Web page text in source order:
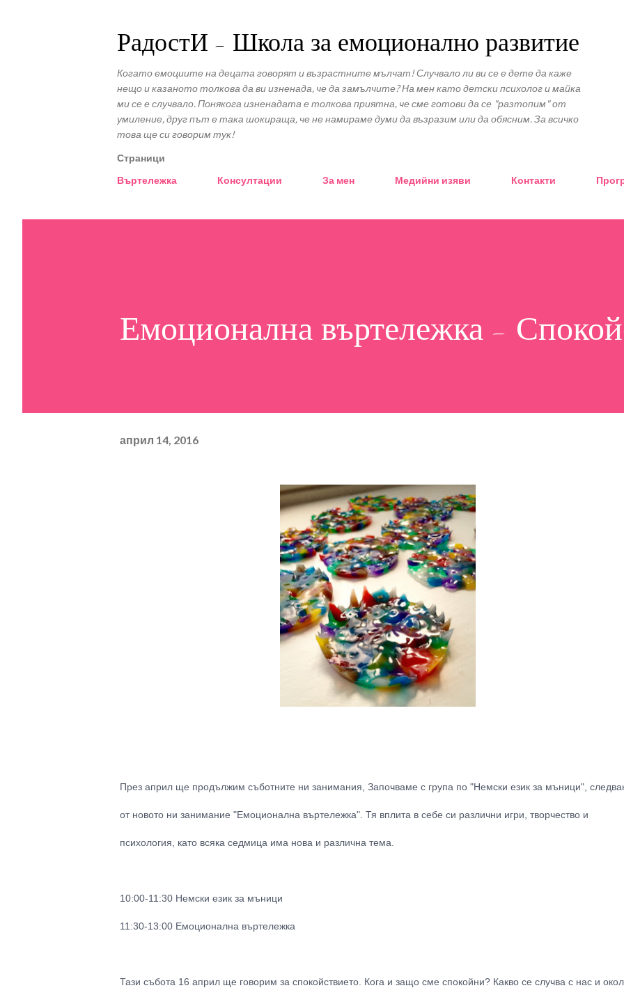
РадостИ - Школа за емоционално развитие
Когато емоциите на децата говорят и възрастните мълчат! Случвало ли ви се е дете да каже
нещо и казаното толкова да ви изненада, че да замълчите? На мен като детски психолог и майка
ми се е случвало. Понякога изненадата е толкова приятна, че сме готови да се "разтопим" от
умиление, друг път е така шокираща, че не намираме думи да възразим или да обясним. За всичко
това ще си говорим тук!
Страници
Въртележка
Консултации За мен Медийни изяви Контакти
Емоционална въртележка -
април 14, 2016
През април ще продължим съботните ни занимания, Започваме с група по "Немски език за мъници",
от новото ни занимание "Емоционална въртележка". Тя вплита в себе си различни игри, творчество и
психология, като всяка седмица има нова и различна тема.
10:00-11:30 Немски език за мъници
11:30-13:00 Емоционална въртележка
Тази събота 16 април ще говорим за спокойствието. Кога и защо сме спокойни? Какво се случва с нас и